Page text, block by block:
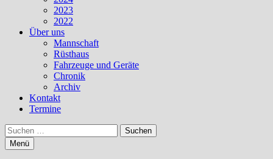
2023
2022
Über uns
Mannschaft
Rüsthaus
Fahrzeuge und Geräte
Chronik
Archiv
Kontakt
Termine
Suchen
nach:
Menü